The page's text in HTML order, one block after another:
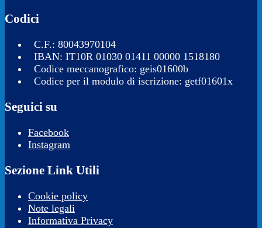
Codici
C.F.: 80043970104
IBAN: IT10R 01030 01411 00000 1518180
Codice meccanografico: geis01600b
Codice per il modulo di iscrizione: getf01601x
Seguici su
Facebook
Instagram
Sezione Link Utili
Cookie policy
Note legali
Informativa Privacy